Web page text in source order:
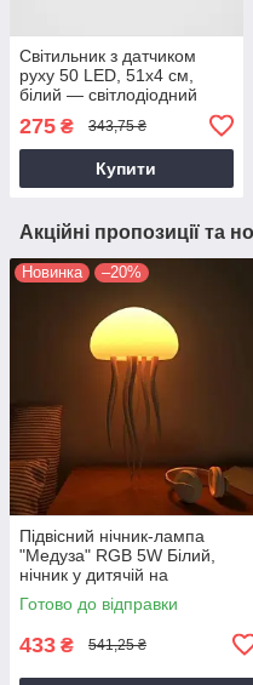
Світильник з датчиком
руху 50 LED, 51х4 см,
білий — світлодіодний
точковий світильник для
кухні та коридору.
275 ₴ 343,75 ₴
Купити
Акційні пропозиції та
Новинка –20%
Підвісний нічник-лампа
"Медуза" RGB 5W Білий,
нічник у дитячій на
акумуляторі, лампа нічник/
світильник
Готово до відправки
433 ₴ 541,25 ₴